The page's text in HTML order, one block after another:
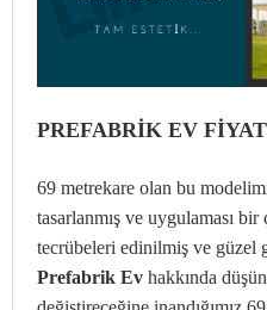
PREFABRİK EV
69 metrekare olan bu
tasarlanmış ve uygulaması
tecrübeleri edinilmiş ve güzel
Prefabrik Ev hakkında